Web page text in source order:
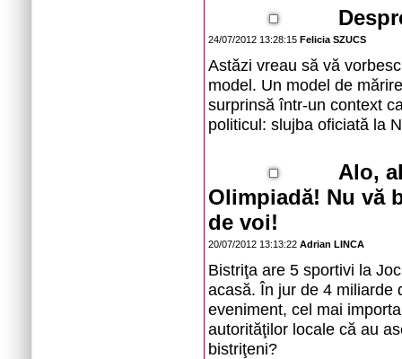
24/07/2012 13:28:15 Felicia SZUCS
Astăzi vreau să vă
model. Un model de
surprinsă într-un context
politicul: slujba oficiată la
Alo,
Olimpiadă! Nu vă
de voi!
20/07/2012 13:13:22 Adrian LINCA
Bistriţa are 5 sportivi la
acasă. În jur de 4 miliarde
eveniment, cel mai
autorităţilor locale că au
bistriţeni?